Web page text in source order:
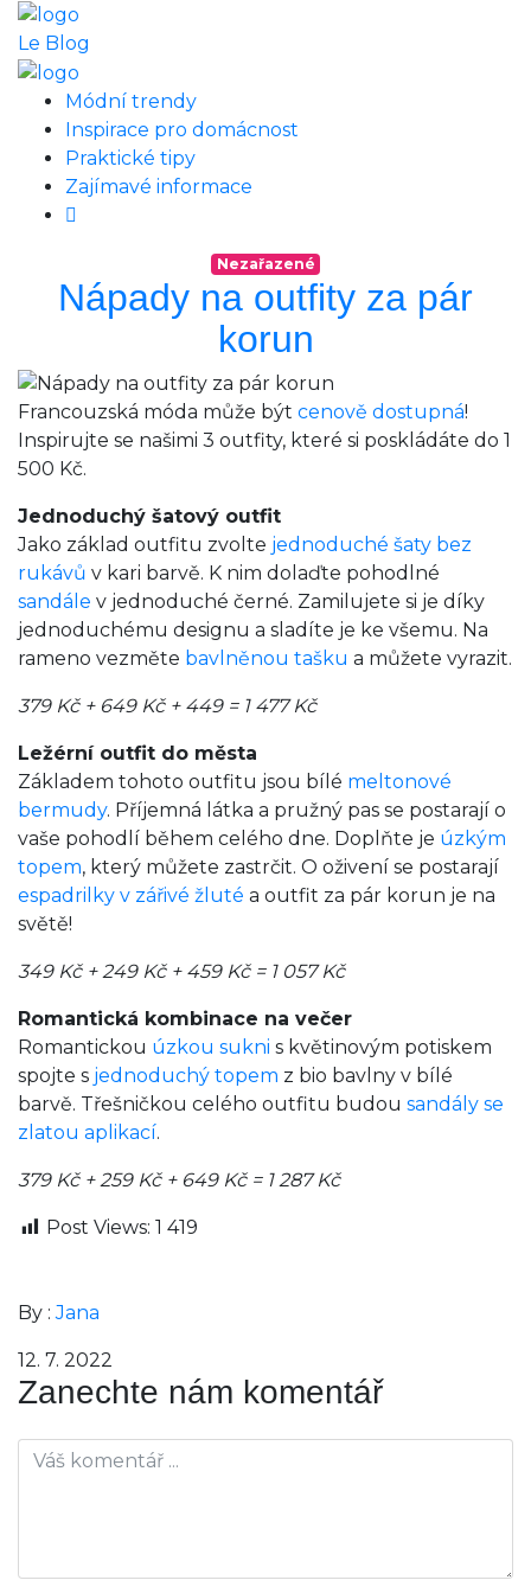
Le Blog
Módní trendy
Inspirace pro domácnost
Praktické tipy
Zajímavé informace
Nezařazené
Nápady na outfity za pár
korun
Francouzská móda může být cenově dostupná!
Inspirujte se našimi 3 outfity, které si poskládáte do 1
500 Kč.
Jednoduchý šatový outfit
Jako základ outfitu zvolte jednoduché šaty bez
rukávů v kari barvě. K nim dolaďte pohodlné
sandále v jednoduché černé. Zamilujete si je díky
jednoduchému designu a sladíte je ke všemu. Na
rameno vezměte bavlněnou tašku a můžete vyrazit.
379 Kč + 649 Kč + 449 = 1 477 Kč
Ležérní outfit do města
Základem tohoto outfitu jsou bílé meltonové
bermudy. Příjemná látka a pružný pas se postarají o
vaše pohodlí během celého dne. Doplňte je úzkým
topem, který můžete zastrčit. O oživení se postarají
espadrilky v zářivé žluté a outfit za pár korun je na
světě!
349 Kč + 249 Kč + 459 Kč = 1 057 Kč
Romantická kombinace na večer
Romantickou úzkou sukni s květinovým potiskem
spojte s jednoduchý topem z bio bavlny v bílé
barvě. Třešničkou celého outfitu budou sandály se
zlatou aplikací.
379 Kč + 259 Kč + 649 Kč = 1 287 Kč
Post Views: 1 419
By :Jana
12. 7. 2022
Zanechte nám komentář